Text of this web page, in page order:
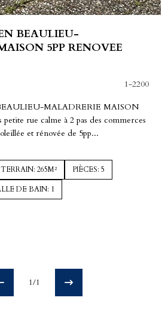
BEAULIEU-
5PP RENOVEE
1-2200
MALADRERIE MAISON
rue calme à 2 pas des commerces
et rénovée de 5pp...
TERRAIN: 265M² PIÈCES: 5
DE BAIN: 1
1/1